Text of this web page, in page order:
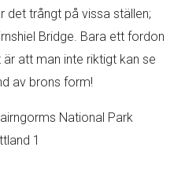
det trångt på vissa ställen;
Bridge. Bara ett fordon
att man inte riktigt kan se
av brons form!